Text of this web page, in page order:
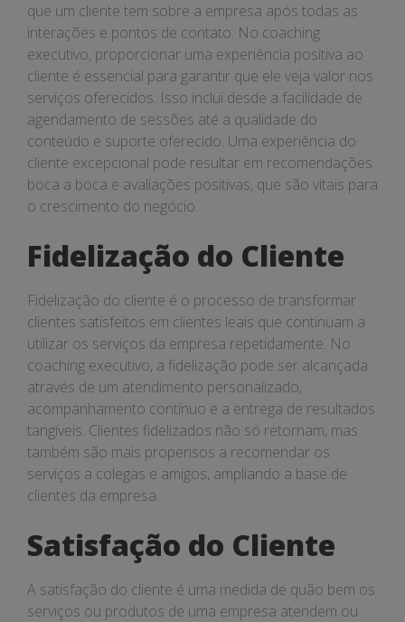
que um cliente tem sobre a empresa após todas as
interações e pontos de contato. No coaching
executivo, proporcionar uma experiência positiva ao
cliente é essencial para garantir que ele veja valor nos
serviços oferecidos. Isso inclui desde a facilidade de
agendamento de sessões até a qualidade do
conteúdo e suporte oferecido. Uma experiência do
cliente excepcional pode resultar em recomendações
boca a boca e avaliações positivas, que são vitais para
o crescimento do negócio.
Fidelização do Cliente
Fidelização do cliente é o processo de transformar
clientes satisfeitos em clientes leais que continuam a
utilizar os serviços da empresa repetidamente. No
coaching executivo, a fidelização pode ser alcançada
através de um atendimento personalizado,
acompanhamento contínuo e a entrega de resultados
tangíveis. Clientes fidelizados não só retornam, mas
também são mais propensos a recomendar os
serviços a colegas e amigos, ampliando a base de
clientes da empresa.
Satisfação do Cliente
A satisfação do cliente é uma medida de quão bem os
serviços ou produtos de uma empresa atendem ou